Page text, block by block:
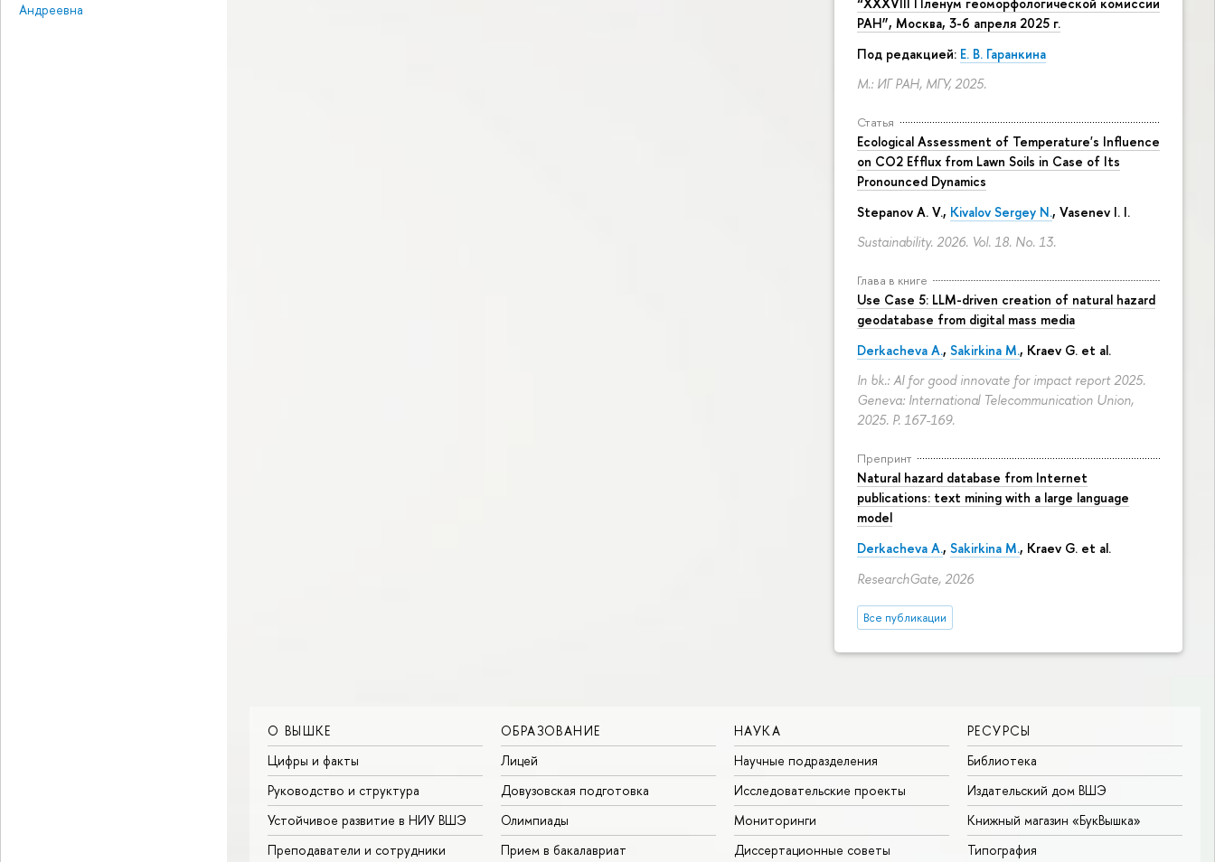
Андреевна
“XXXVIII Пленум геоморфологической комиссии
РАН”, Москва, 3-6 апреля 2025 г.
Под редакцией: Е. В. Гаранкина
М.: ИГ РАН, МГУ, 2025.
Статья
Ecological Assessment of Temperature's Influence
on CO2 Efflux from Lawn Soils in Case of Its
Pronounced Dynamics
Stepanov A. V., Kivalov Sergey N., Vasenev I. I.
Sustainability. 2026. Vol. 18. No. 13.
Глава в книге
Use Case 5: LLM-driven creation of natural hazard
geodatabase from digital mass media
Derkacheva A., Sakirkina M., Kraev G. et al.
In bk.: AI for good innovate for impact report 2025.
Geneva: International Telecommunication Union,
2025. P. 167-169.
Препринт
Natural hazard database from Internet
publications: text mining with a large language
model
Derkacheva A., Sakirkina M., Kraev G. et al.
ResearchGate, 2026
Все публикации
О ВЫШКЕ
Цифры и факты
Руководство и структура
Устойчивое развитие в НИУ ВШЭ
Преподаватели и сотрудники
ОБРАЗОВАНИЕ
Лицей
Довузовская подготовка
Олимпиады
Прием в бакалавриат
НАУКА
Научные подразделения
Исследовательские проекты
Мониторинги
Диссертационные советы
РЕСУРСЫ
Библиотека
Издательский дом ВШЭ
Книжный магазин «БукВышка»
Типография